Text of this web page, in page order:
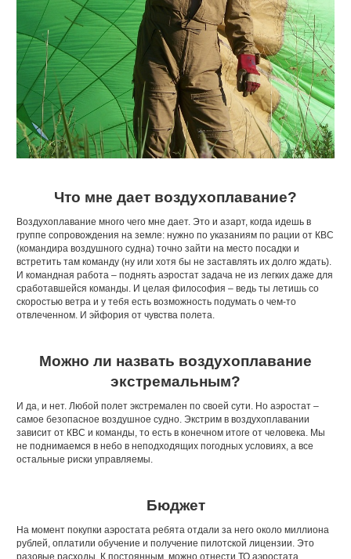
Что мне дает воздухоплавание?
Воздухоплавание много чего мне дает. Это и азарт, когда идешь в
группе сопровождения на земле: нужно по указаниям по рации от КВС
(командира воздушного судна) точно зайти на место посадки и
встретить там команду (ну или хотя бы не заставлять их долго ждать).
И командная работа – поднять аэростат задача не из легких даже для
сработавшейся команды. И целая философия – ведь ты летишь со
скоростью ветра и у тебя есть возможность подумать о чем-то
отвлеченном. И эйфория от чувства полета.
Можно ли назвать воздухоплавание
экстремальным?
И да, и нет. Любой полет экстремален по своей сути. Но аэростат –
самое безопасное воздушное судно. Экстрим в воздухоплавании
зависит от КВС и команды, то есть в конечном итоге от человека. Мы
не поднимаемся в небо в неподходящих погодных условиях, а все
остальные риски управляемы.
Бюджет
На момент покупки аэростата ребята отдали за него около миллиона
рублей, оплатили обучение и получение пилотской лицензии. Это
разовые расходы. К постоянным можно отнести ТО аэростата